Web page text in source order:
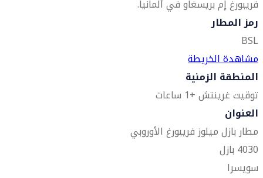
فريبورغ إم بريسغاو في ألمانيا.
رمز المطار
BSL
مشاهدة الخريطة
المنطقة الزمنية
توقيت غرينتش +1 ساعات
العنوان
مطار بازل ميلوز فريبورغ الأوروبي
4030 بازل
سويسرا